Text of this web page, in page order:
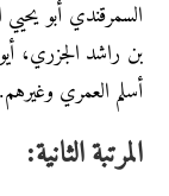
السمرقندي أبو
بن راشد الجزري،
أسلم العمري وغيرهم.
المرتبة الثانية: